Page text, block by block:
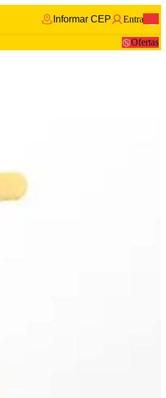
Informar CEP Entrar
Ofertas